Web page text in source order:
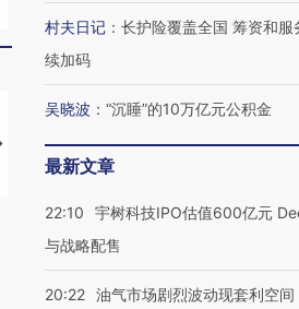
心“花钱找虐”？
毒品
【推广】走进第四届链博
会，让数智科技“链”接产
村夫日记 ： 长护险覆盖全国 筹资和服
续加码
吴晓波 ： “沉睡”的10万亿元公积金
最新文章
22:10
宇树科技IPO估值600亿元
与战略配售
20:22 油气市场剧烈波动现套利空间